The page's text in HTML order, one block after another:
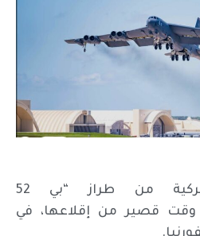
تحطمت قاذفة أميركية من طراز “بي 52
وقت قصير من إقلاعها، في